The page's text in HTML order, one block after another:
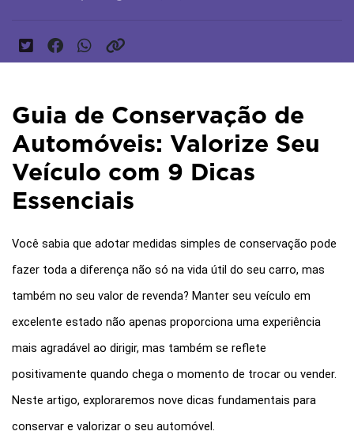
Guia de Conservação de
Automóveis: Valorize Seu
Veículo com 9 Dicas
Essenciais
Você sabia que adotar medidas simples de conservação pode
fazer toda a diferença não só na vida útil do seu carro, mas
também no seu valor de revenda? Manter seu veículo em
excelente estado não apenas proporciona uma experiência
mais agradável ao dirigir, mas também se reflete
positivamente quando chega o momento de trocar ou vender.
Neste artigo, exploraremos nove dicas fundamentais para
conservar e valorizar o seu automóvel.